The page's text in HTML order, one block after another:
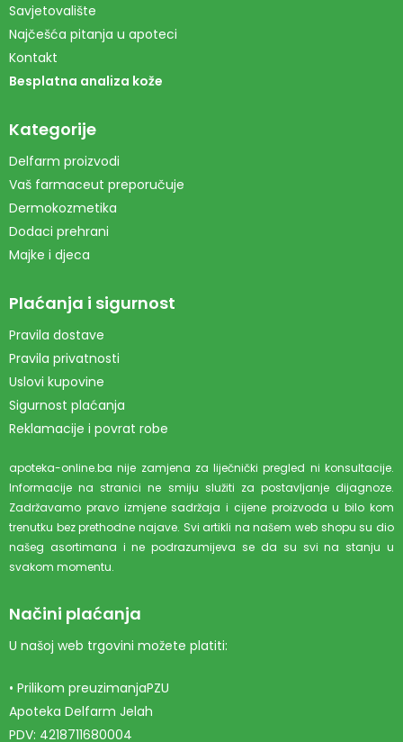
Savjetovalište
Najčešća pitanja u apoteci
Kontakt
Besplatna analiza kože
Kategorije
Delfarm proizvodi
Vaš farmaceut preporučuje
Dermokozmetika
Dodaci prehrani
Majke i djeca
Plaćanja i sigurnost
Pravila dostave
Pravila privatnosti
Uslovi kupovine
Sigurnost plaćanja
Reklamacije i povrat robe
apoteka-online.ba nije zamjena za liječnički pregled ni konsultacije.
Informacije na stranici ne smiju služiti za postavljanje dijagnoze.
Zadržavamo pravo izmjene sadržaja i cijene proizvoda u bilo kom
trenutku bez prethodne najave. Svi artikli na našem web shopu su dio
našeg asortimana i ne podrazumijeva se da su svi na stanju u
svakom momentu.
Načini plaćanja
U našoj web trgovini možete platiti:
• Prilikom preuzimanjaPZU
Apoteka Delfarm Jelah
PDV: 4218711680004